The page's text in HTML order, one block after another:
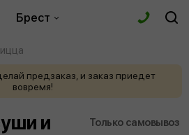
Брест
предзаказ, и заказ приедет
вовремя!
и Только самовывоз